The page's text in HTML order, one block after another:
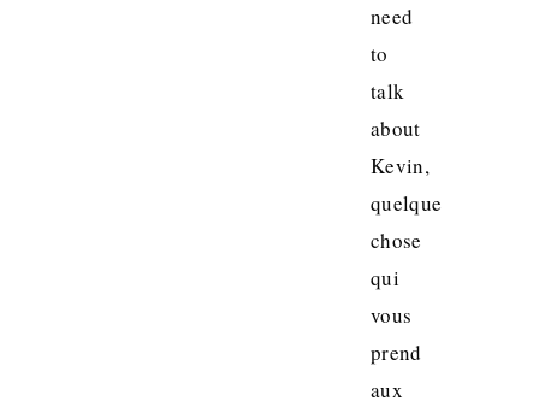
need
to
talk
about
Kevin,
quelque
chose
qui
vous
prend
aux